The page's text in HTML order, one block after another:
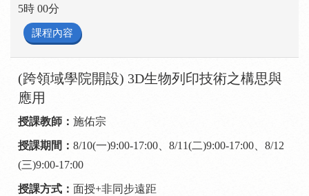
5時 00分
課程內容
(跨領域學院開設) 3D生物列印技術之構思與
應用
施佑宗
8/10(一)9:00-17:00、8/11(二)9:00-17:00、8/12
(三)9:00-17:00
面授+非同步遠距